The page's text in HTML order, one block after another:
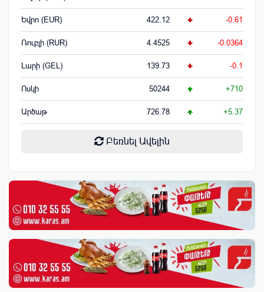
Եվրո (EUR) 422.12 -0.61
Ռուբլի (RUR) 4.4525 -0.0364
Լարի (GEL) 139.73 -0.1
Ոսկի 50244 +710
Արծաթ 726.78 +5.37
Բեռնել Ավելին